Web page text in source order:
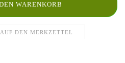
AUF DEN MERKZETTEL